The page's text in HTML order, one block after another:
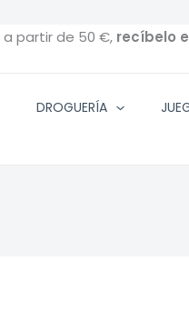
a partir de 50 €, recíbelo
DROGUERÍA